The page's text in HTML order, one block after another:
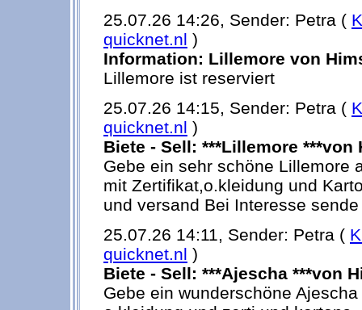
25.07.26 14:26, Sender: Petra (
quicknet.nl )
Information: Lillemore von
Lillemore ist reserviert
25.07.26 14:15, Sender: Petra (
quicknet.nl )
Biete - Sell: ***Lillemore ***von
Gebe ein sehr schöne Lillemore
mit Zertifikat,o.kleidung und
und versand Bei Interesse
25.07.26 14:11, Sender: Petra (
quicknet.nl )
Biete - Sell: ***Ajescha ***von
Gebe ein wunderschöne